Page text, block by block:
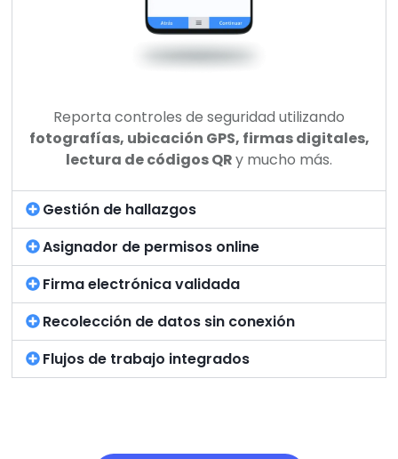
Reporta controles de seguridad utilizando
fotografías, ubicación GPS, firmas digitales,
lectura de códigos QRy mucho más.
Gestión de hallazgos
Asignador de permisos online
Firma electrónica validada
Recolección de datos sin conexión
Flujos de trabajo integrados